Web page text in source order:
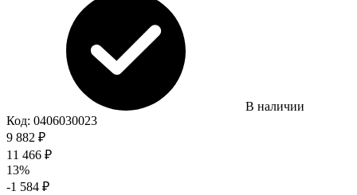
В наличии
Код: 0406030023
9 882 ₽
11 466 ₽
13%
-1 584 ₽